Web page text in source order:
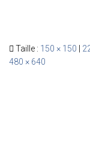
Taille : 150 × 150
480 × 640